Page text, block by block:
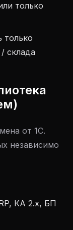
только
только
склада
от 1С.
независимо
КА 2.x, БП